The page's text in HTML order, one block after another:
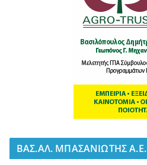
BΑΣ.ΑΛ. ΜΠΑΣΑΝΙΩΤΗΣ Α.Ε.